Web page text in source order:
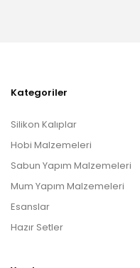
Kategoriler
Silikon Kalıplar
Hobi Malzemeleri
Sabun Yapım Malzemeleri
Mum Yapım Malzemeleri
Esanslar
Hazır Setler